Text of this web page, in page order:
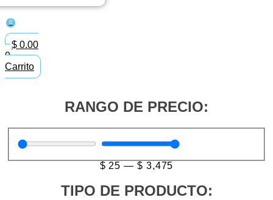
0
$ 0.00
0
Carrito
RANGO DE PRECIO:
$ 25— $ 3,475
TIPO DE PRODUCTO: